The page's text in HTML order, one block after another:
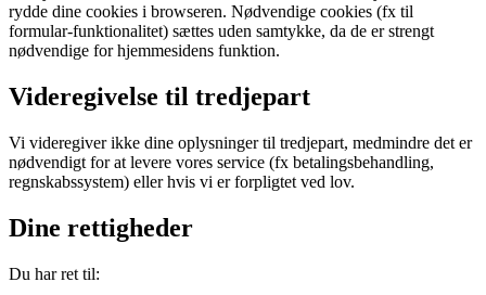
rydde dine cookies i browseren. Nødvendige cookies (fx til
formular-funktionalitet) sættes uden samtykke, da de er strengt
nødvendige for hjemmesidens funktion.
Videregivelse til tredjepart
Vi videregiver ikke dine oplysninger til tredjepart, medmindre det er
nødvendigt for at levere vores service (fx betalingsbehandling,
regnskabssystem) eller hvis vi er forpligtet ved lov.
Dine rettigheder
Du har ret til: